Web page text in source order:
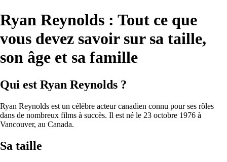
Ryan Reynolds : Tout ce que
vous devez savoir sur sa taille,
son âge et sa famille
Qui est Ryan Reynolds ?
Ryan Reynolds est un célèbre acteur canadien connu pour ses rôles
dans de nombreux films à succès. Il est né le 23 octobre 1976 à
Vancouver, au Canada.
Sa taille